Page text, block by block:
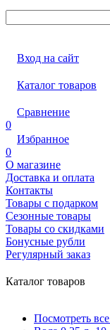
Вход на сайт
Каталог товаров
Сравнение
0
Избранное
0
О магазине
Доставка и оплата
Контакты
Товары с подарком
Сезонные товары
Товары со скидками
Бонусные рубли
Регулярный заказ
Каталог товаров
Посмотреть